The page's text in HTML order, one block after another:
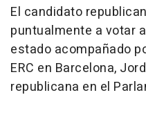
El candidato
puntualmente a votar
estado acompañado
ERC en Barcelona,
republicana en el